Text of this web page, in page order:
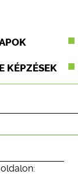
KÉPZÉSEK